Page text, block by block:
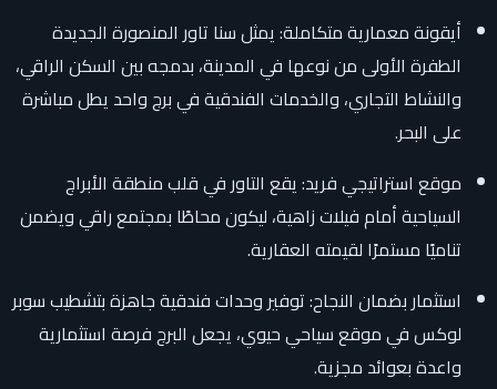
أيقونة معمارية متكاملة: يمثل سنا تاور المنصورة الجديدة
الطفرة الأولى من نوعها في المدينة، بدمجه بين السكن الراقي،
والنشاط التجاري، والخدمات الفندقية في برج واحد يطل مباشرة
على البحر.
موقع استراتيجي فريد: يقع التاور في قلب منطقة الأبراج
السياحية أمام فيلات زاهية، ليكون محاطًا بمجتمع راقي ويضمن
تناميًا مستمرًا لقيمته العقارية.
استثمار بضمان النجاح: توفير وحدات فندقية جاهزة بتشطيب سوبر
لوكس في موقع سياحي حيوي، يجعل البرج فرصة استثمارية
واعدة بعوائد مجزية.